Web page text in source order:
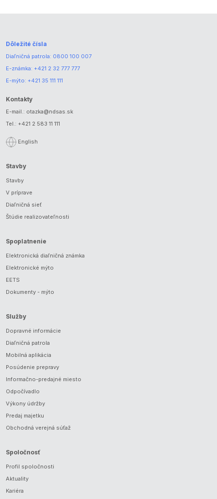
Dôležité čísla
Diaľničná patrola: 0800 100 007
E-známka: +421 2 32 777 777
E-mýto: +421 35 111 111
Kontakty
E-mail.: otazka@ndsas.sk
Tel.: +421 2 583 11 111
English
Stavby
Stavby
V príprave
Diaľničná sieť
Štúdie realizovateľnosti
Spoplatnenie
Elektronická diaľničná známka
Elektronické mýto
EETS
Dokumenty - mýto
Služby
Dopravné informácie
Diaľničná patrola
Mobilná aplikácia
Posúdenie prepravy
Informačno-predajné miesto
Odpočívadlo
Výkony údržby
Predaj majetku
Obchodná verejná súťaž
Spoločnosť
Profil spoločnosti
Aktuality
Kariéra